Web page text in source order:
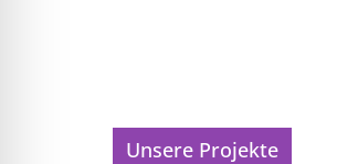
Unsere Projekte